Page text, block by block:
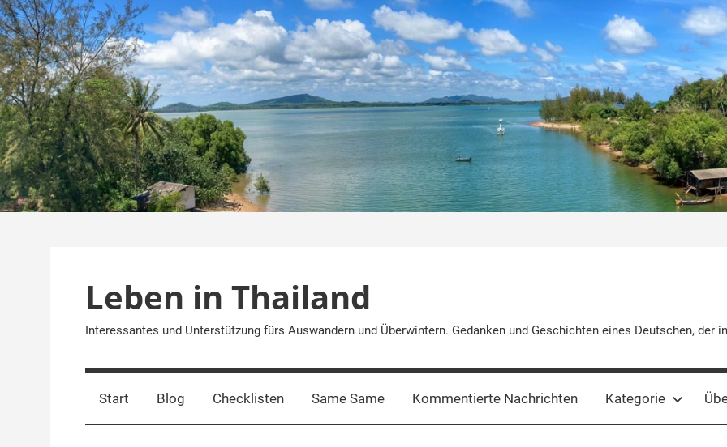
Zum
Inhalt
springen
Leben in Thailand
Interessantes und Unterstützung fürs Auswandern und Überwintern. Gedanken und Geschichten eines Deutschen, der
Start Blog Checklisten Same Same Kommentierte Nachrichten Kategorie